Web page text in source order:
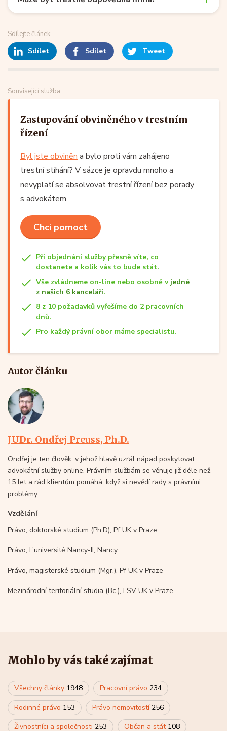
Sdílejte článek
Sdílet Sdílet Tweet
Související služba
Zastupování obviněného v trestním
řízení
Byl jste obviněn a bylo proti vám zahájeno
trestní stíhání? V sázce je opravdu mnoho a
nevyplatí se absolvovat trestní řízení bez porady
s advokátem.
Chci pomoct
Při objednání služby přesně víte, co
dostanete a kolik vás to bude stát.
Vše zvládneme on-line nebo osobně v jedné
z našich 6 kanceláří.
8 z 10 požadavků vyřešíme do 2 pracovních
dnů.
Pro každý právní obor máme specialistu.
Autor článku
JUDr. Ondřej Preuss, Ph.D.
Ondřej je ten člověk, v jehož hlavě uzrál nápad poskytovat
advokátní služby online. Právním službám se věnuje již déle než
15 let a rád klientům pomáhá, když si nevědí rady s právními
problémy.
Vzdělání
Právo, doktorské studium (Ph.D), Pf UK v Praze
Právo, L’université Nancy-II, Nancy
Právo, magisterské studium (Mgr.), Pf UK v Praze
Mezinárodní teritoriální studia (Bc.), FSV UK v Praze
Mohlo by vás také zajímat
Všechny články 1948 Pracovní právo 234
Rodinné právo 153 Právo nemovitostí 256
Živnostníci a společnosti 253 Občan a stát 108